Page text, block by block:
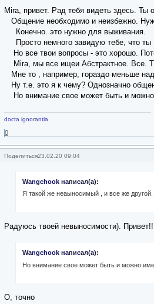
Mira, привет. Рад тебя видеть здесь.
Общение необходимо и неизбежно.
Конечно. это нужно для выживания.
Просто немного завидую тебе, что ты
Но все твои вопросы - это хорошо.
Mira, мы все ищеи Абстрактное. Все.
Мне то , например, гораздо меньше
Ну т.е. это я к чему? Однозначно
Но внимание свое может быть и можно
docta ignorantia
0
Поделиться23.02.20 09:04
Wangchook написал(а):
Я такой же неаыносимый , и все же другой.
Радуюсь твоей невыносимости).
Wangchook написал(а):
Но внимание свое может быть и можно
О, точно